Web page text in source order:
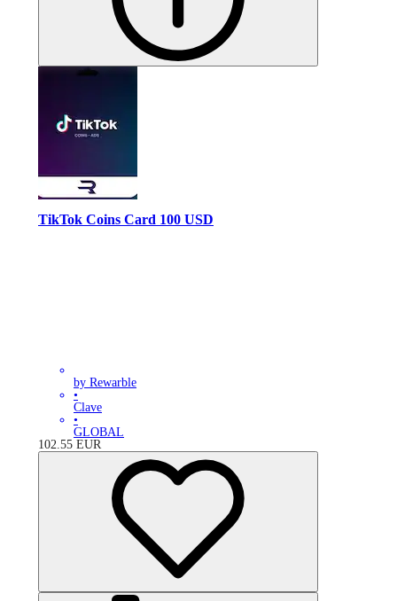
TikTok Coins Card 100 USD
by Rewarble
•
Clave
•
GLOBAL
102.55 EUR